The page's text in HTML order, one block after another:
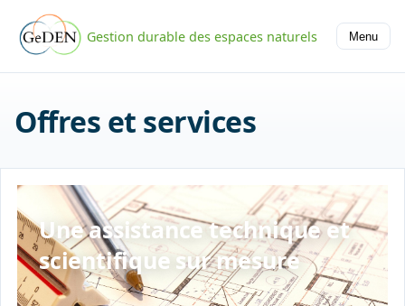
Gestion durable des espaces naturels Menu
Offres et services
Une assistance technique et
scientifique sur mesure